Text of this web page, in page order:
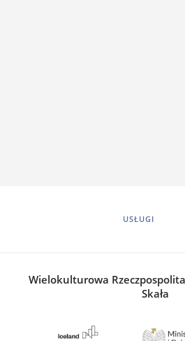
USŁUGI
Wielokulturowa
Skała